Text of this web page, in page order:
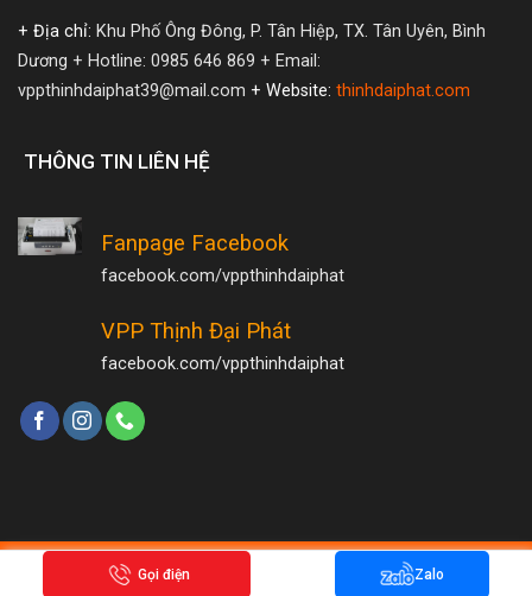
+ Địa chỉ: Khu Phố Ông Đông, P. Tân Hiệp, TX. Tân Uyên, Bình
Dương + Hotline: 0985 646 869 + Email:
vppthinhdaiphat39@mail.com + Website: thinhdaiphat.com
THÔNG TIN LIÊN HỆ
Fanpage Facebook
facebook.com/vppthinhdaiphat
VPP Thịnh Đại Phát
facebook.com/vppthinhdaiphat
Copyright 2026 © Hamrongmedia.com
Gọi điện Zalo